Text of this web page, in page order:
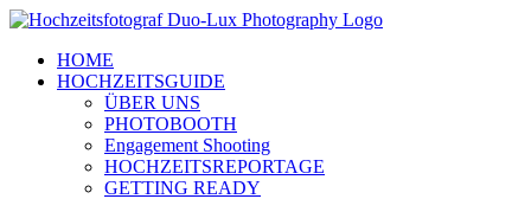
Zum
springenHOME
HOCHZEITSGUIDE
ÜBER UNS
PHOTOBOOTH
Engagement Shooting
HOCHZEITSREPORTAGE
GETTING READY